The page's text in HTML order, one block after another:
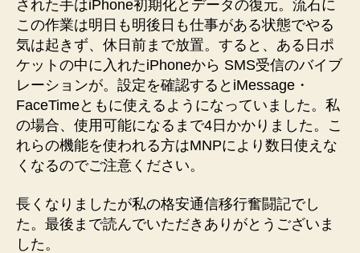
された手はiPhone初期化とデータの復元。流石に
この作業は明日も明後日も仕事がある状態でやる
気は起きず、休日前まで放置。すると、ある日ポ
ケットの中に入れたiPhoneから SMS受信のバイブ
レーションが。設定を確認するとiMessage・
FaceTimeともに使えるようになっていました。私
の場合、使用可能になるまで4日かかりました。こ
れらの機能を使われる方はMNPにより数日使えな
くなるのでご注意ください。
長くなりましたが私の格安通信移行奮闘記でし
た。最後まで読んでいただきありがとうございま
した。